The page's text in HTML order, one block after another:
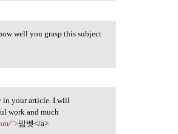
well you grasp this subject
in your article. I will
work and much
">맘벳</a>